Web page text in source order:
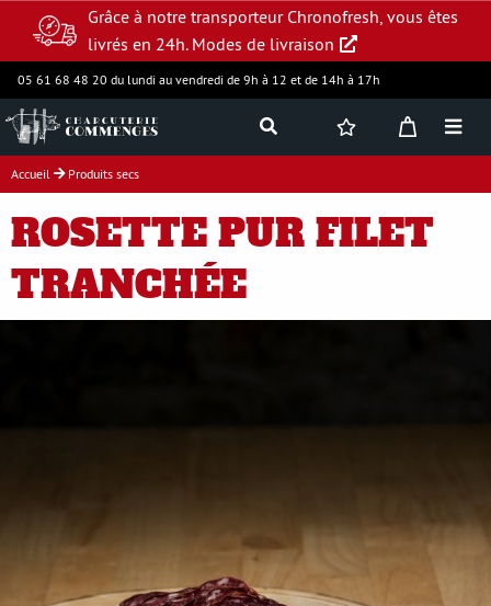
Grâce à notre transporteur Chronofresh, vous êtes
livrés en 24h. Modes de livraison
05 61 68 48 20 du lundi au vendredi de 9h à 12 et de 14h à 17h
Se déconnecter
Jambon supérieur
Charcuterie
Accueil Produits secs
ROSETTE PUR FILET
TRANCHÉE